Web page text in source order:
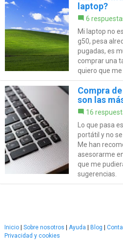
laptop?
6
Mi laptop no
g50, pesa
pugadas, es
comprar una
quiero que
Compra
son las
16
Lo que pasa
portátil y no
Me han
asesorarme
que me
sugerencias.
Inicio | Sobre nosotros | Ayuda | Blog |
Privacidad y cookies